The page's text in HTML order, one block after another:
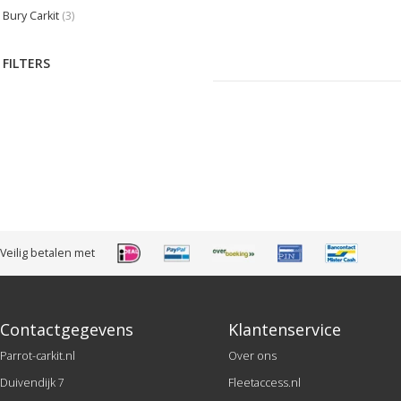
Bury Carkit (3)
FILTERS
Veilig betalen met
Contactgegevens
Parrot-carkit.nl
Duivendijk 7
Klantenservice
Over ons
Fleetaccess.nl